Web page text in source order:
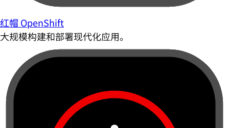
红帽 OpenShift
大规模构建和部署现代化应用。